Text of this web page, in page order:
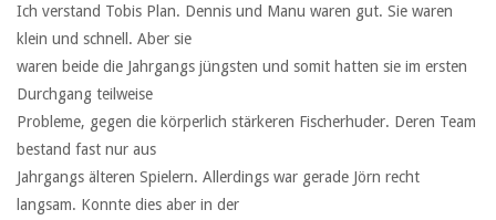
Ich verstand Tobis Plan. Dennis und Manu waren gut. Sie waren
klein und schnell. Aber sie
waren beide die Jahrgangs jüngsten und somit hatten sie im ersten
Durchgang teilweise
Probleme, gegen die körperlich stärkeren Fischerhuder. Deren Team
bestand fast nur aus
Jahrgangs älteren Spielern. Allerdings war gerade Jörn recht
langsam. Konnte dies aber in der